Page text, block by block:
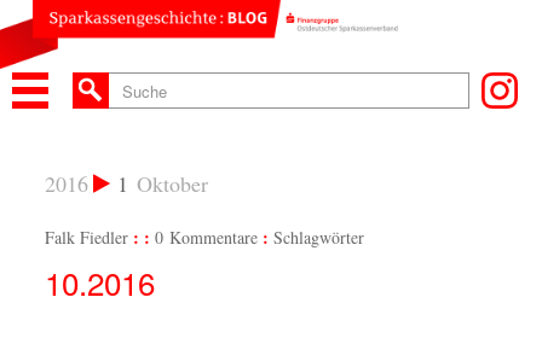
1 Oktober
2016
Falk Fiedler 0 Kommentare Schlagwörter
10.2016